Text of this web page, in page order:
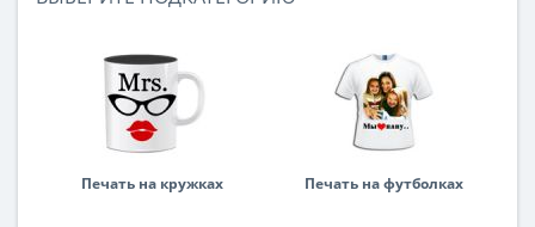
Печать на кружках Печать на футболках